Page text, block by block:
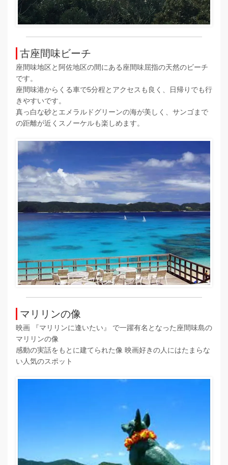
古座間味ビーチ
座間味地区と阿佐地区の間にある座間味屈指の天然のビーチ
です。
座間味港からくる車で5分程とアクセスも良く、日帰りでも行
きやすいです。
真っ白な砂とエメラルドグリーンの海が美しく、サンゴまで
の距離が近くスノーケルも楽しめます。
マリリンの像
映画 『マリリンに逢いたい』 で一躍有名となった座間味島の
マリリンの像
感動の実話をもとに建てられた像 映画好きの人にはたまらな
い人気のスポット